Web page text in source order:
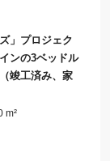
」プロジェク
ンの3ベッドル
竣工済み、家
m²